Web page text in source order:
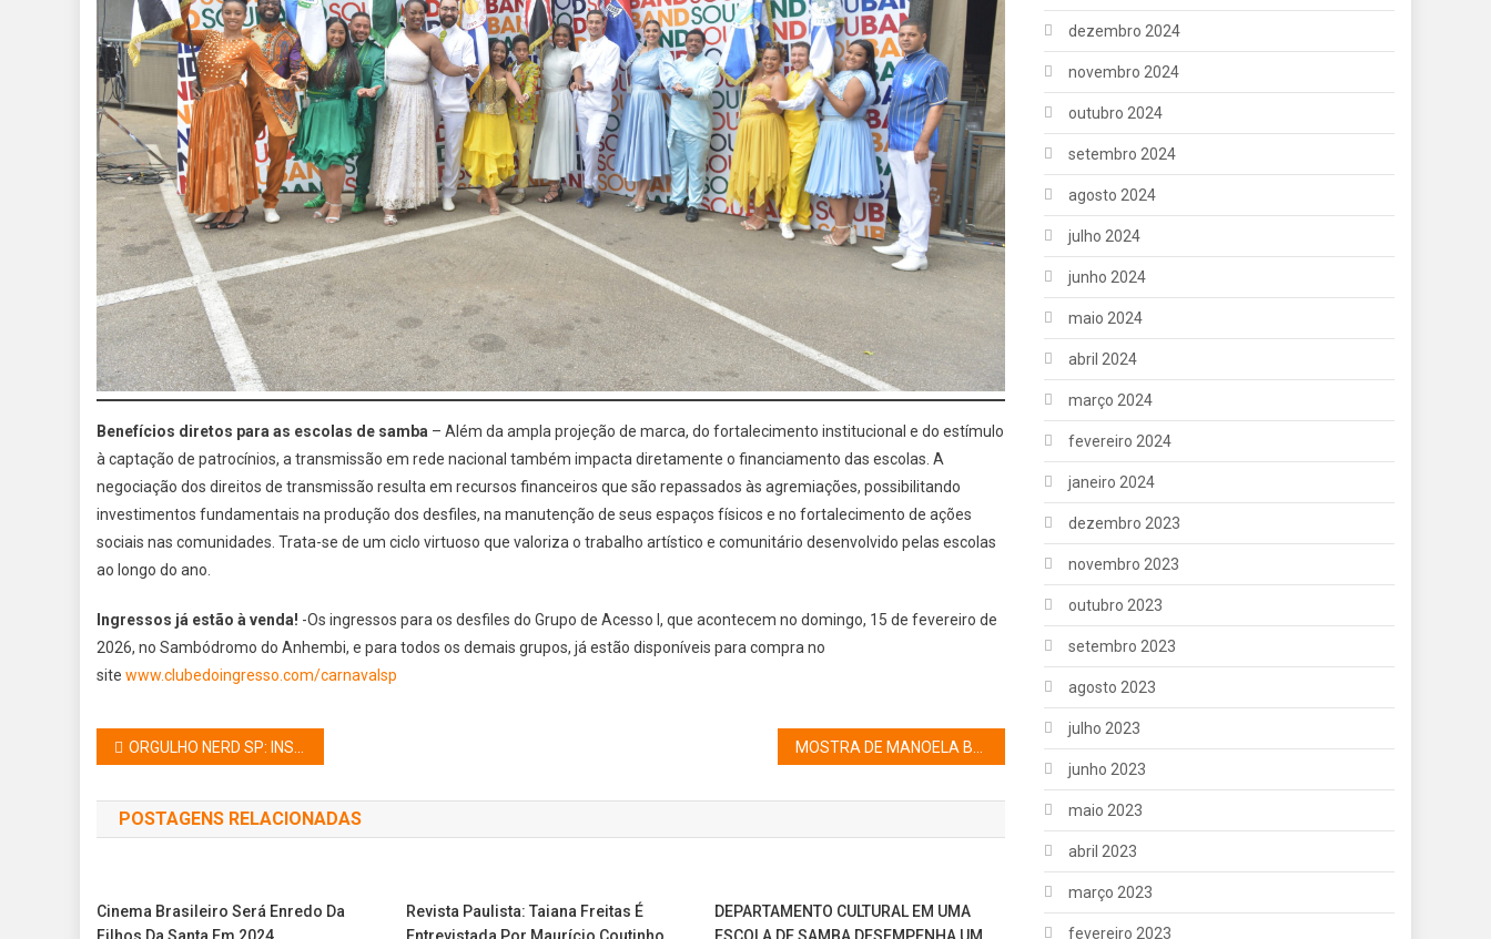
Benefícios diretos para as escolas de samba – Além da ampla projeção de marca, do fortalecimento institucional e do estímulo
à captação de patrocínios, a transmissão em rede nacional também impacta diretamente o financiamento das escolas. A
negociação dos direitos de transmissão resulta em recursos financeiros que são repassados às agremiações, possibilitando
investimentos fundamentais na produção dos desfiles, na manutenção de seus espaços físicos e no fortalecimento de ações
sociais nas comunidades. Trata-se de um ciclo virtuoso que valoriza o trabalho artístico e comunitário desenvolvido pelas escolas
ao longo do ano.
Ingressos já estão à venda! -Os ingressos para os desfiles do Grupo de Acesso I, que acontecem no domingo, 15 de fevereiro de
2026, no Sambódromo do Anhembi, e para todos os demais grupos, já estão disponíveis para compra no
site www.clubedoingresso.com/carnavalsp
Navegação
de
Post
ORGULHO NERD SP: INSCRIÇÕES ABERTAS PARA CONCURSO COSPLAY
POSTAGENS RELACIONADAS
Cinema Brasileiro Será Enredo Da
Filhos Da Santa Em 2024
Revista Paulista: Taiana Freitas É
Entrevistada Por Maurício Coutinho
DEPARTAMENTO CULTURAL EM UMA
ESCOLA DE SAMBA DESEMPENHA UM
dezembro 2024
novembro 2024
outubro 2024
setembro 2024
agosto 2024
julho 2024
junho 2024
maio 2024
abril 2024
março 2024
fevereiro 2024
janeiro 2024
dezembro 2023
novembro 2023
outubro 2023
setembro 2023
agosto 2023
julho 2023
junho 2023
maio 2023
abril 2023
março 2023
fevereiro 2023